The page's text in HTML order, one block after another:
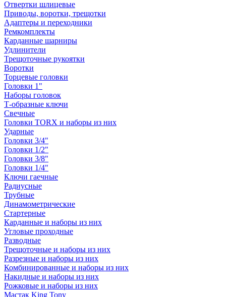
Отвертки шлицевые
Приводы, воротки, трещотки
Адаптеры и переходники
Ремкомплекты
Карданные шарниры
Удлинители
Трещоточные рукоятки
Воротки
Торцевые головки
Головки 1"
Наборы головок
Т-образные ключи
Свечные
Головки TORX и наборы из них
Ударные
Головки 3/4"
Головки 1/2"
Головки 3/8"
Головки 1/4"
Ключи гаечные
Радиусные
Трубные
Динамометрические
Стартерные
Карданные и наборы из них
Угловые проходные
Разводные
Трещоточные и наборы из них
Разрезные и наборы из них
Комбинированные и наборы из них
Накидные и наборы из них
Рожковые и наборы из них
Мастак King Tony